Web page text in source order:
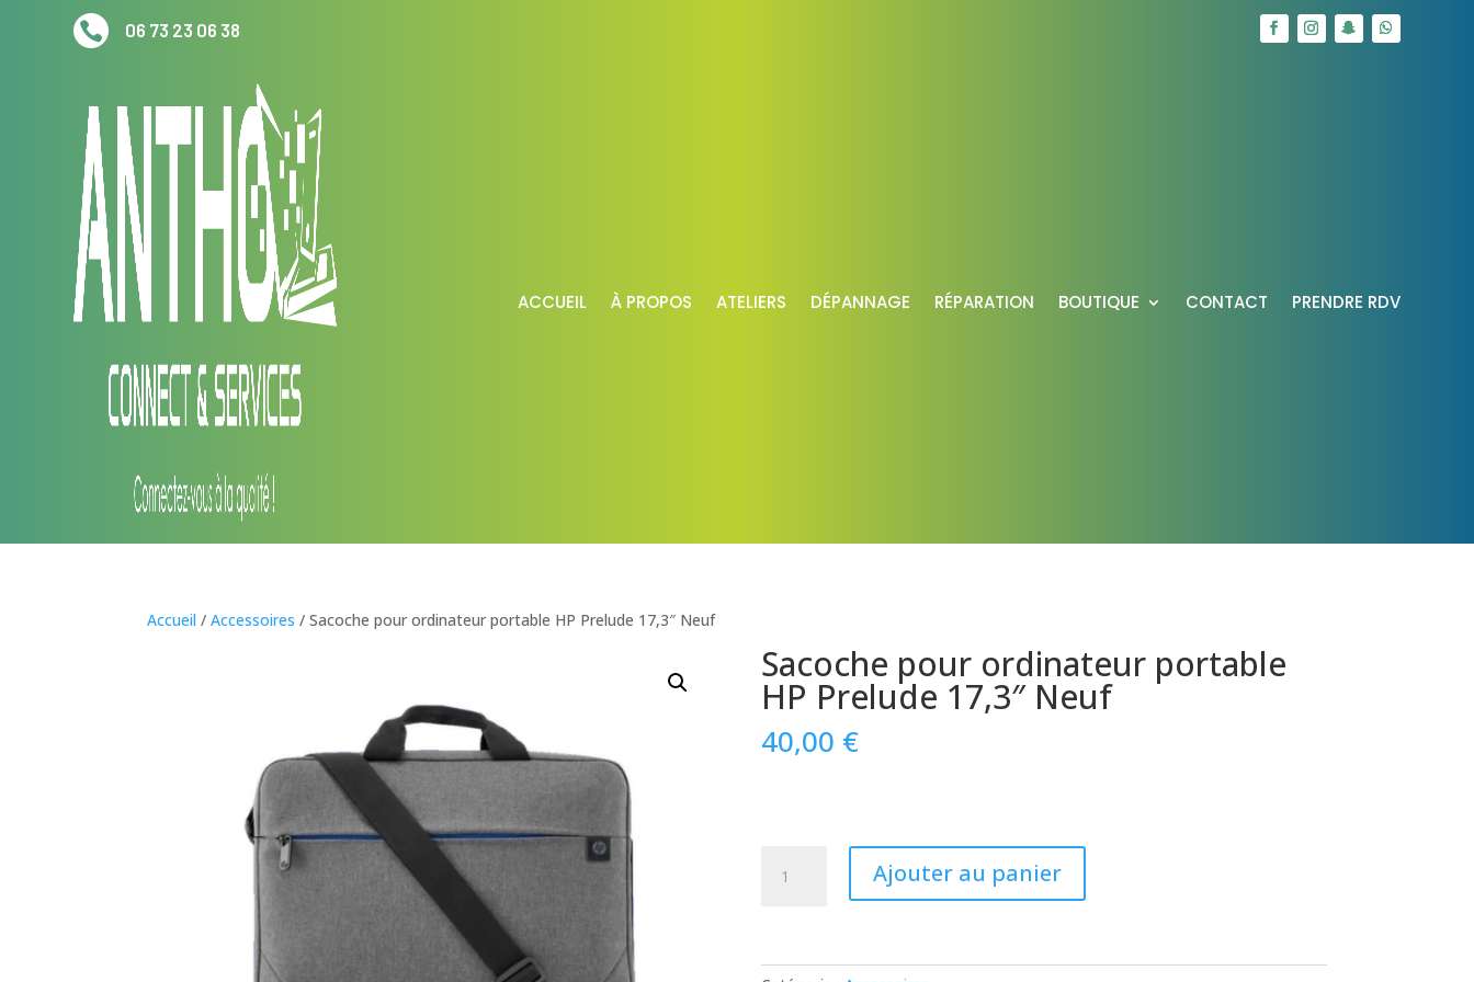
 06 73 23 06 38
ACCUEIL À PROPOS ATELIERS DÉPANNAGE RÉPARATION BOUTIQUE CONTACT PRENDRE RDV
Accueil /Accessoires / Sacoche pour ordinateur portable HP Prelude 17,3″ Neuf
Sacoche pour ordinateur portable
HP Prelude 17,3″ Neuf
40,00 €
Ajouter au panier